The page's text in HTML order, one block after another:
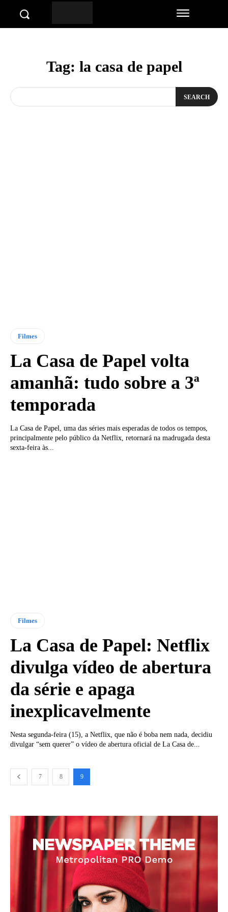
Tag: la casa de papel
SEARCH
Filmes
La Casa de Papel volta
amanhã: tudo sobre a 3ª
temporada
La Casa de Papel, uma das séries mais esperadas de todos os tempos,
principalmente pelo público da Netflix, retornará na madrugada desta
sexta-feira às...
Filmes
La Casa de Papel: Netflix
divulga vídeo de abertura
da série e apaga
inexplicavelmente
Nesta segunda-feira (15), a Netflix, que não é boba nem nada, decidiu
divulgar “sem querer” o vídeo de abertura oficial de La Casa de...
7 8 9